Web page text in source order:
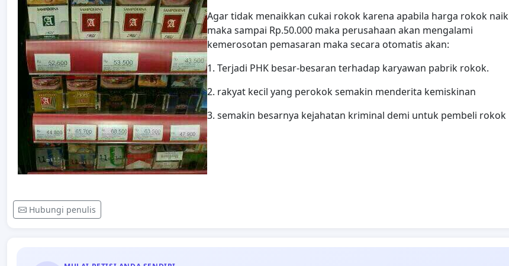
Agar tidak menaikkan cukai rokok karena apabila harga rokok naik
maka sampai Rp.50.000 maka perusahaan akan mengalami
kemerosotan pemasaran maka secara otomatis akan:
1. Terjadi PHK besar-besaran terhadap karyawan pabrik rokok.
2. rakyat kecil yang perokok semakin menderita kemiskinan
3. semakin besarnya kejahatan kriminal demi untuk pembeli rokok
Hubungi penulis